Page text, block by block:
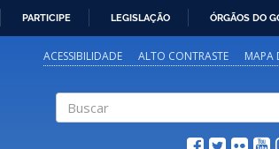
PARTICIPE LEGISLAÇÃO ÓRGÃOS DO
ACESSIBILIDADE ALTO CONTRASTE MAPA